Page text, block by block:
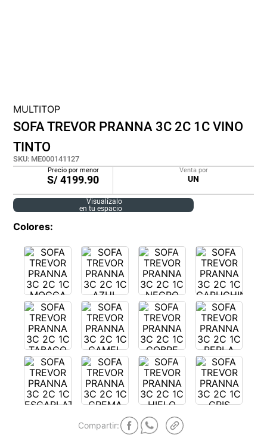
MULTITOP
SOFA TREVOR PRANNA 3C 2C 1C VINO
TINTO
SKU: ME000141127
Precio por menor
S/4199.90
Venta por
UN
Visualízalo
en tu espacio
Colores